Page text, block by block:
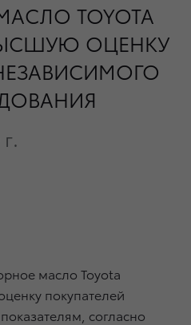
TOYOTA
ОЦЕНКУ
масло Toyota
покупателей
согласно